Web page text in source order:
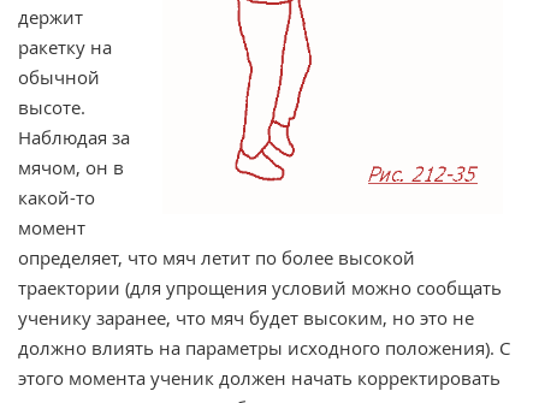
держит
ракетку на
обычной
высоте.
Наблюдая за
мячом, он в
какой-то
момент
определяет, что мяч летит по более высокой
траектории (для упрощения условий можно сообщать
ученику заранее, что мяч будет высоким, но это не
должно влиять на параметры исходного положения). С
этого момента ученик должен начать корректировать